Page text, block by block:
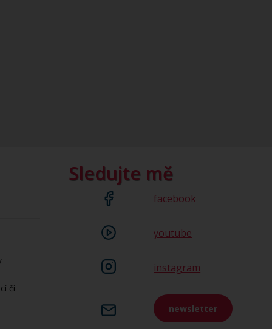
či
Sledujte mě
facebook
youtube
instagram
newsletter